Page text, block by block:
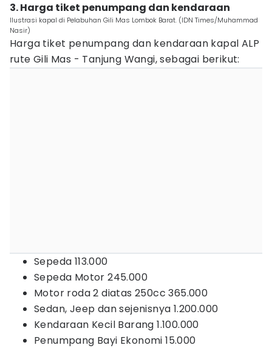
3. Harga tiket penumpang dan kendaraan
Ilustrasi kapal di Pelabuhan Gili Mas Lombok Barat. (IDN Times/Muhammad
Nasir)
Harga tiket penumpang dan kendaraan kapal ALP
rute Gili Mas - Tanjung Wangi, sebagai berikut:
Sepeda 113.000
Sepeda Motor 245.000
Motor roda 2 diatas 250cc 365.000
Sedan, Jeep dan sejenisnya 1.200.000
Kendaraan Kecil Barang 1.100.000
Penumpang Bayi Ekonomi 15.000